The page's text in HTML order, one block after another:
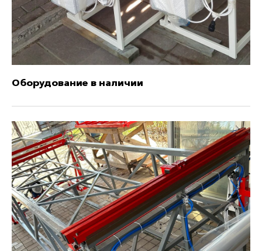
Оборудование в наличии